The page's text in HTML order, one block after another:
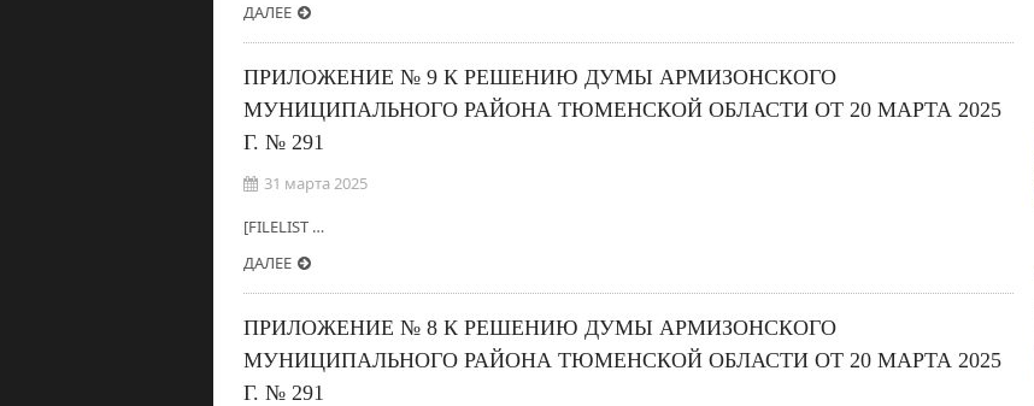
ДАЛЕЕ
ПРИЛОЖЕНИЕ № 9 К РЕШЕНИЮ ДУМЫ АРМИЗОНСКОГО
МУНИЦИПАЛЬНОГО РАЙОНА ТЮМЕНСКОЙ ОБЛАСТИ ОТ 20 МАРТА 2025
Г. № 291
31 марта 2025
[FILELIST …
ДАЛЕЕ
ПРИЛОЖЕНИЕ № 8 К РЕШЕНИЮ ДУМЫ АРМИЗОНСКОГО
МУНИЦИПАЛЬНОГО РАЙОНА ТЮМЕНСКОЙ ОБЛАСТИ ОТ 20 МАРТА 2025
Г. № 291